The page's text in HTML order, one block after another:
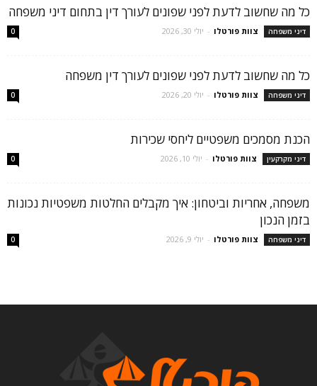
כל מה שחשוב לדעת לפני שפונים לעורך דין בתחום דיני משפחה
דיני משפחה צוות פורטלו - יולי 30, 2026 0
כל מה שחשוב לדעת לפני שפונים לעורך דין משפחה
דיני משפחה צוות פורטלו - יולי 20, 2026 0
הכנת מסמכים משפטיים ליחסי שכירות
דיני מקרקעין צוות פורטלו - יולי 10, 2026 0
משפחה, אחריות וביטחון: איך מקבלים החלטות משפטיות נכונות
בזמן הנכון
דיני משפחה צוות פורטלו - יולי 9, 2026 0